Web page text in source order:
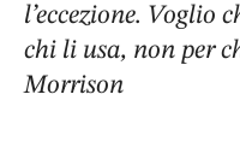
l’eccezione. Voglio
chi li usa, non per
Morrison